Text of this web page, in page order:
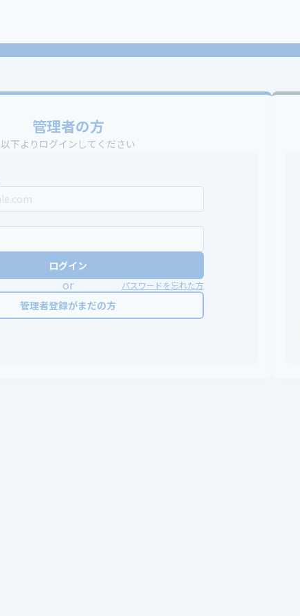
管理者の方
以下よりログインしてください
ログイン
or パスワードを忘れた方
管理者登録がまだの方